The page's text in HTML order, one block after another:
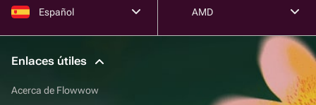
Español AMD
Enlaces útiles
Acerca de Flowwow